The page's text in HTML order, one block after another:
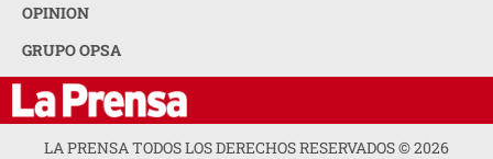
OPINION
GRUPO OPSA
LA PRENSA TODOS LOS DERECHOS RESERVADOS ©2026